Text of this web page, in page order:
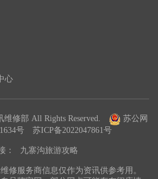
心
修部 All Rights Reserved.
苏公网
号
苏ICP备2022047861号
： 九寨沟旅游攻略
修服务商信息仅作为资讯供参考用。